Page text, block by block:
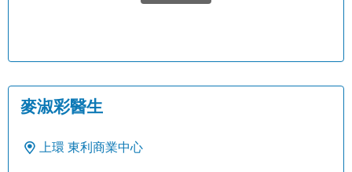
麥淑彩醫生
上環 東利商業中心